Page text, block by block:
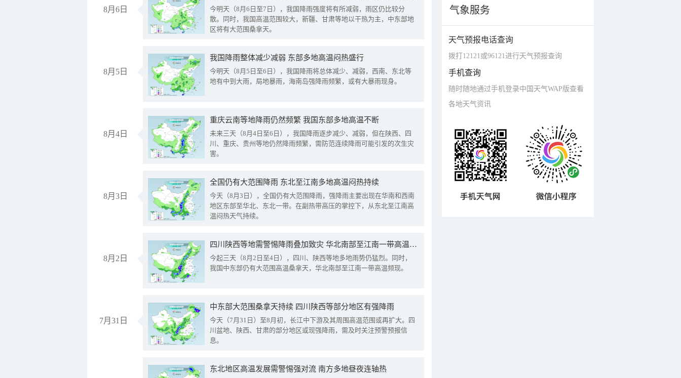
8月6日
今明天（8月6日至7日），我国降雨强度将有所减弱，雨区仍比较分
散。同时，我国高温范围较大，新疆、甘肃等地以干热为主，中东部地
区将有大范围桑拿天。
8月5日
我国降雨整体减少减弱 东部多地高温闷热盛行
今明天（8月5日至6日），我国降雨将总体减少、减弱，西南、东北等
地有中到大雨，局地暴雨，海南岛强降雨频繁，或有大暴雨现身。
8月4日
重庆云南等地降雨仍然频繁 我国东部多地高温不断
未来三天（8月4日至6日），我国降雨逐步减少、减弱，但在陕西、四
川、重庆、贵州等地仍然降雨频繁，需防范连续降雨可能引发的次生灾
害。
8月3日
全国仍有大范围降雨 东北至江南多地高温闷热持续
今天（8月3日），全国仍有大范围降雨，强降雨主要出现在华南和西南
地区东部至华北、东北一带。在副热带高压的掌控下，从东北至江南高
温闷热天气持续。
8月2日
四川陕西等地需警惕降雨叠加致灾 华北南部至江南一带高温频现
今起三天（8月2日至4日），四川、陕西等地多地雨势仍猛烈。同时，
我国中东部仍有大范围高温桑拿天，华北南部至江南一带高温频现。
7月31日
中东部大范围桑拿天持续 四川陕西等部分地区有强降雨
今天（7月31日）至8月初，长江中下游及其周围高温范围或再扩大。四
川盆地、陕西、甘肃的部分地区或现强降雨，需及时关注预警预报信
息。
东北地区高温发展需警惕强对流 南方多地昼夜连轴热
气象服务
天气预报电话查询
拨打12121或96121进行天气预报查询
手机查询
随时随地通过手机登录中国天气WAP版查看
各地天气资讯